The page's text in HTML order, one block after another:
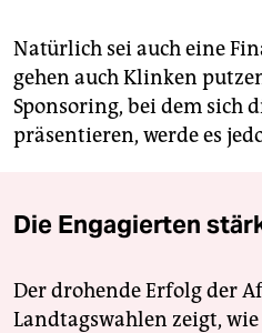
Natürlich sei auch eine
gehen auch Klinken
Sponsoring, bei dem sich
präsentieren, werde es
Die Engagierten
Der drohende Erfolg der
Landtagswahlen zeigt,